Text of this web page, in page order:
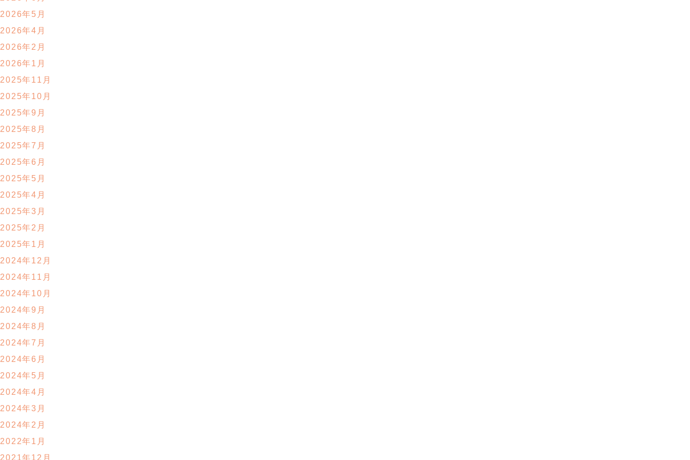
2026年5月
2026年4月
2026年2月
2026年1月
2025年11月
2025年10月
2025年9月
2025年8月
2025年7月
2025年6月
2025年5月
2025年4月
2025年3月
2025年2月
2025年1月
2024年12月
2024年11月
2024年10月
2024年9月
2024年8月
2024年7月
2024年6月
2024年5月
2024年4月
2024年3月
2024年2月
2022年1月
2021年12月